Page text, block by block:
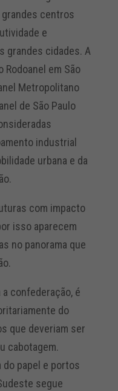
centros
e
grandes cidades. A
em São
Metropolitano
de São Paulo
industrial
urbana e da
com impacto
isso aparecem
no panorama que
confederação, é
do
que deveriam ser
cabotagem.
do papel e portos
segue